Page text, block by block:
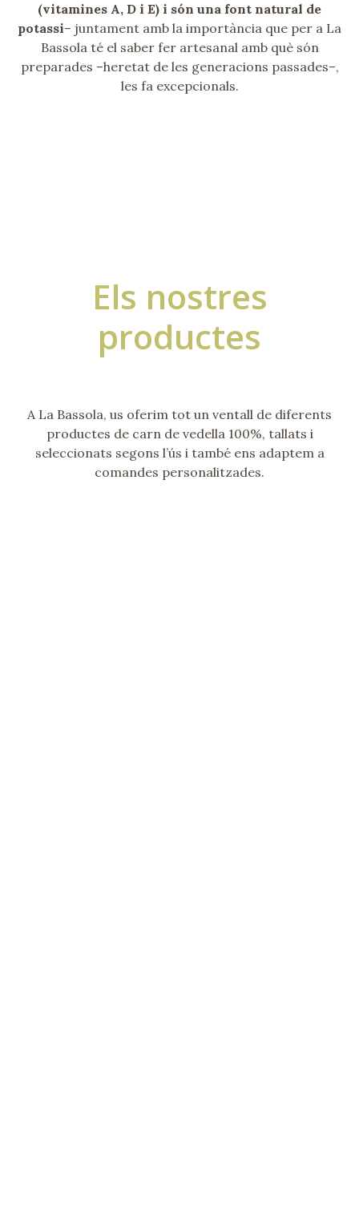
(vitamines A, D i E) i són una font natural de
potassi– juntament amb la importància que per a La
Bassola té el saber fer artesanal amb què són
preparades –heretat de les generacions passades–,
les fa excepcionals.
Els nostres
productes
A La Bassola, us oferim tot un ventall de diferents
productes de carn de vedella 100%, tallats i
seleccionats segons l’ús i també ens adaptem a
comandes personalitzades.